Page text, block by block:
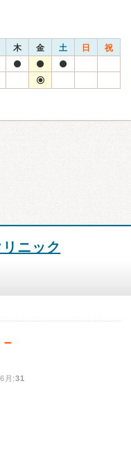
木 金 土 日 祝
ニック
－
:31